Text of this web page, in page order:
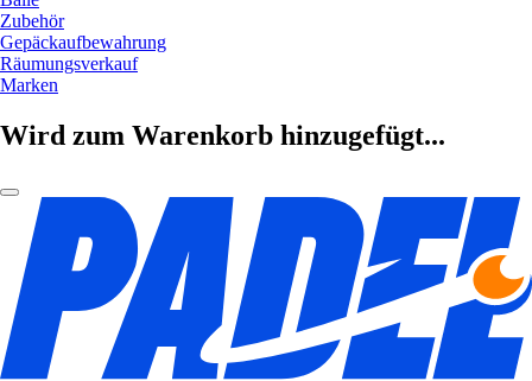
Zubehör
Gepäckaufbewahrung
Räumungsverkauf
Marken
Wird zum Warenkorb hinzugefügt...